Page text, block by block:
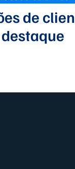
de
destaque